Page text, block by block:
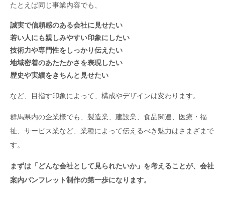
たとえば同じ事業内容でも、
誠実で信頼感のある会社に見せたい
若い人にも親しみやすい印象にしたい
技術力や専門性をしっかり伝えたい
地域密着のあたたかさを表現したい
歴史や実績をきちんと見せたい
など、目指す印象によって、構成やデザインは変わります。
群馬県内の企業様でも、製造業、建設業、食品関連、医療・福
祉、サービス業など、業種によって伝えるべき魅力はさまざまで
す。
まずは「どんな会社として見られたいか」を考えることが、会社
案内パンフレット制作の第一歩になります。